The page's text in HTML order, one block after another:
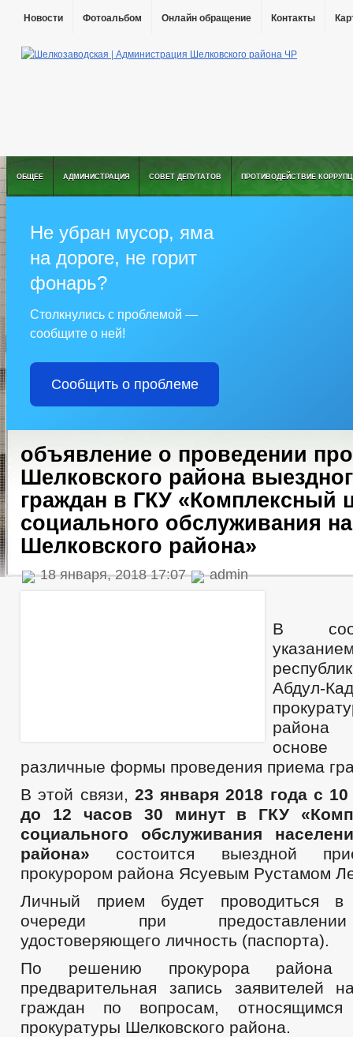
Новости Фотоальбом Онлайн обращение Контакты
ОБЩЕЕ АДМИНИСТРАЦИЯ СОВЕТ ДЕПУТАТОВ ПРОТИВОДЕЙСТВИЕ
Не убран мусор, яма
на дороге, не горит
фонарь?
Столкнулись с проблемой —
сообщите о ней!
Сообщить о проблеме
объявление о проведении
Шелковского района
граждан в ГКУ «Комплексный
социального обслуживания
Шелковского района»
18 января, 2018 17:07 admin
В
Абдул-
района
основе
различные формы проведения приема
В этой связи, 23 января 2018 года с
до 12 часов 30 минут в ГКУ
социального обслуживания
района» состоится выездной
прокурором района Ясуевым Рустамом
Личный прием будет проводиться в
очереди при
удостоверяющего личность (паспорта).
По решению прокурора района
предварительная запись заявителей
граждан по вопросам, относящимся
прокуратуры Шелковского района.